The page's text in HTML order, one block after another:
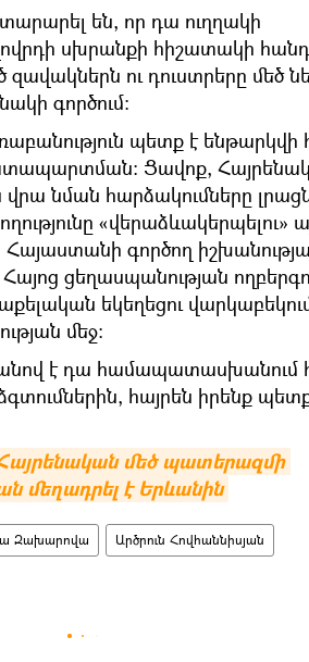
են, որ դա ուղղակի
սխրանքի հիշատակի
ու դուստրերը մեծ
գործում:
պետք է ենթարկվի
Ցավոք,
նման հարձակումները
«վերաձևակերպելու»
Հայաստանի գործող
Հայոց ցեղասպանության
եկեղեցու
մեջ։
է դա համապատասխանում
հայրեն իրենք
մեծ պատերազմի
մեղադրել է Երևանին
Զախարովա Արծրուն Հովհաննիսյան